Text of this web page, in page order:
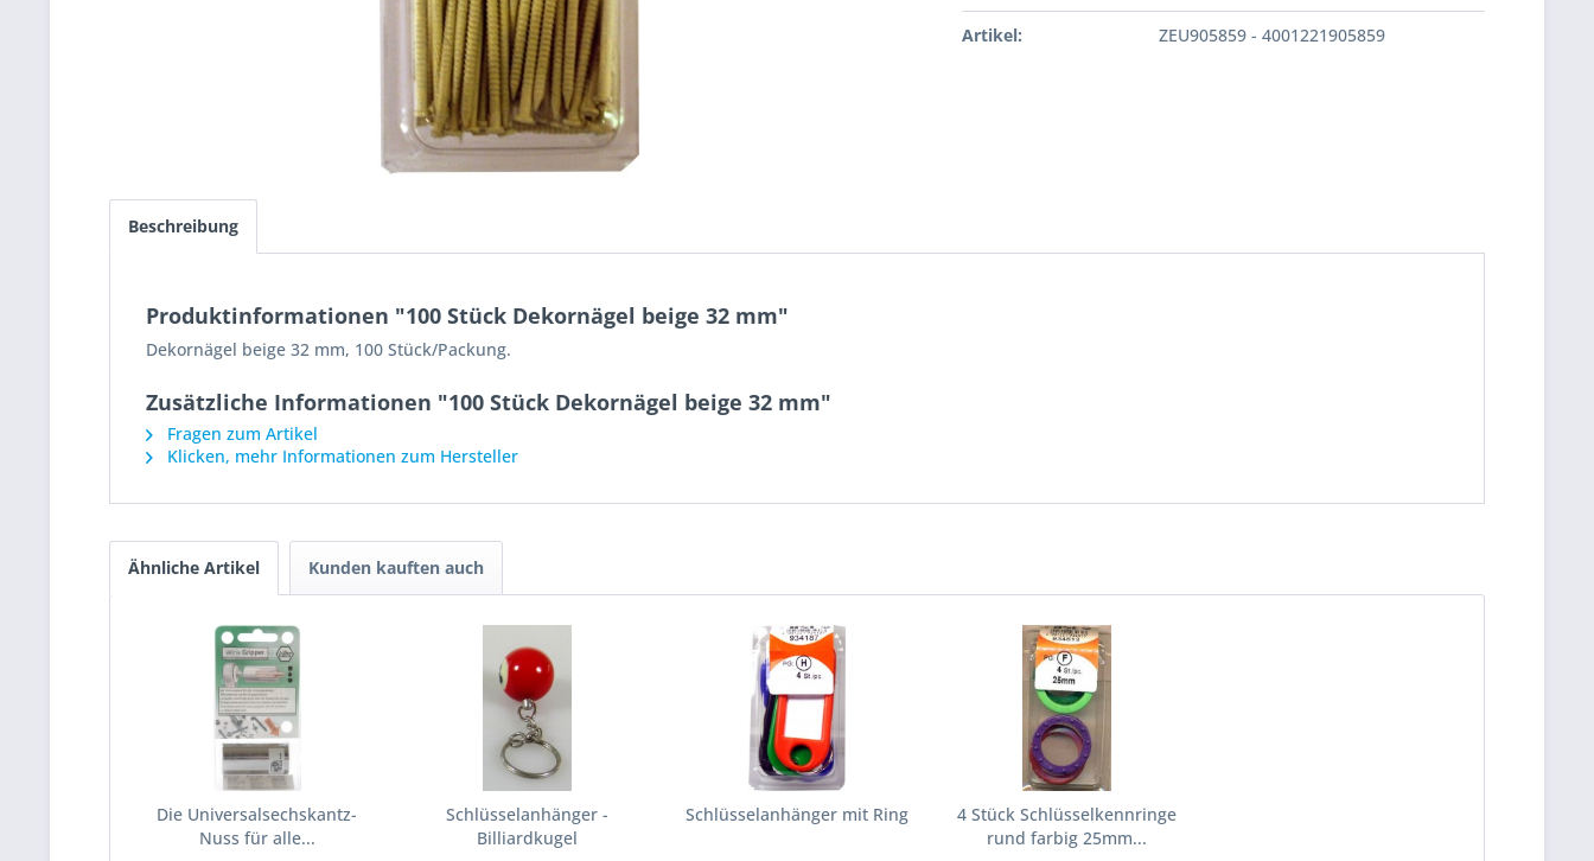
Artikel: ZEU905859 - 4001221905859
Beschreibung
Produktinformationen "100 Stück Dekornägel beige 32 mm"
Dekornägel beige 32 mm, 100 Stück/Packung.
Zusätzliche Informationen "100 Stück Dekornägel beige 32 mm"
Fragen zum Artikel
Klicken, mehr Informationen zum Hersteller
Ähnliche Artikel Kunden kauften auch
Die Universalsechskantz-
Nuss für alle...
Schlüsselanhänger -
Billiardkugel
Schlüsselanhänger mit Ring
4 Stück Schlüsselkennringe
rund farbig 25mm...